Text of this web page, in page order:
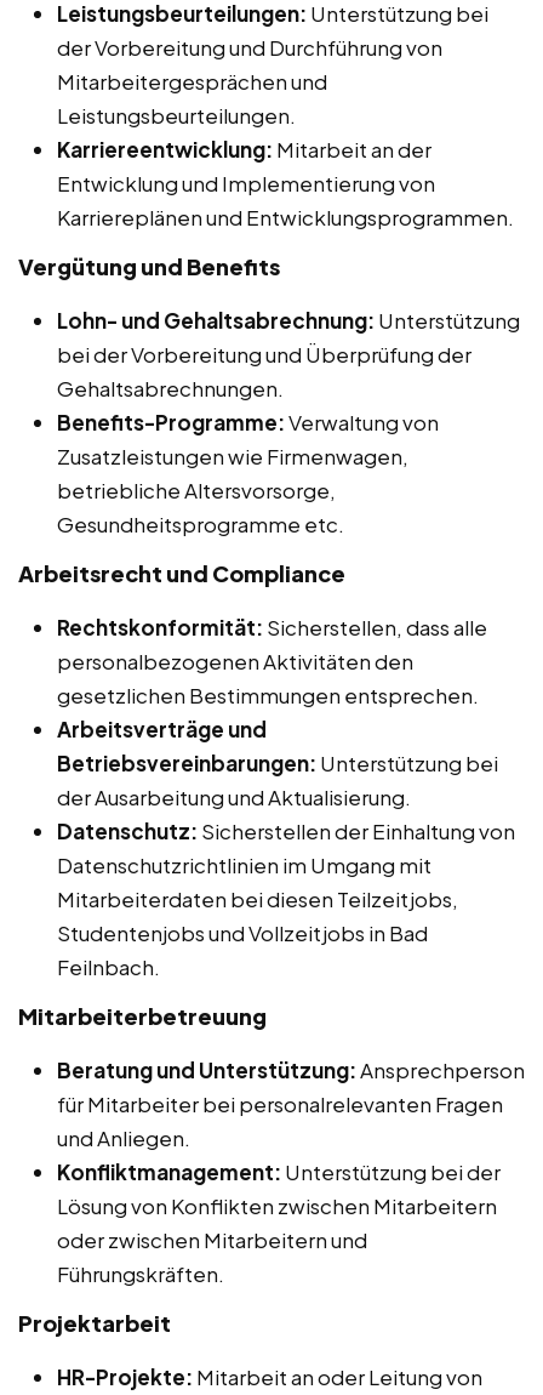
Leistungsbeurteilungen: Unterstützung bei
der Vorbereitung und Durchführung von
Mitarbeitergesprächen und
Leistungsbeurteilungen.
Karriereentwicklung: Mitarbeit an der
Entwicklung und Implementierung von
Karriereplänen und Entwicklungsprogrammen.
Vergütung und Benefits
Lohn- und Gehaltsabrechnung: Unterstützung
bei der Vorbereitung und Überprüfung der
Gehaltsabrechnungen.
Benefits-Programme:Verwaltung von
Zusatzleistungen wie Firmenwagen,
betriebliche Altersvorsorge,
Gesundheitsprogramme etc.
Arbeitsrecht und Compliance
Rechtskonformität: Sicherstellen, dass alle
personalbezogenen Aktivitäten den
gesetzlichen Bestimmungen entsprechen.
Arbeitsverträge und
Betriebsvereinbarungen: Unterstützung bei
der Ausarbeitung und Aktualisierung.
Datenschutz: Sicherstellen der Einhaltung von
Datenschutzrichtlinien im Umgang mit
Mitarbeiterdaten bei diesen Teilzeitjobs,
Studentenjobs und Vollzeitjobs in Bad
Feilnbach.
Mitarbeiterbetreuung
Beratung und Unterstützung:Ansprechperson
für Mitarbeiter bei personalrelevanten Fragen
und Anliegen.
Konfliktmanagement: Unterstützung bei der
Lösung von Konflikten zwischen Mitarbeitern
oder zwischen Mitarbeitern und
Führungskräften.
Projektarbeit
HR-Projekte: Mitarbeit an oder Leitung von